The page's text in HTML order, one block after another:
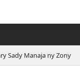
Sady Manaja ny Zony